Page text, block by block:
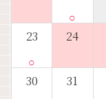
○
23
○
24
30 31